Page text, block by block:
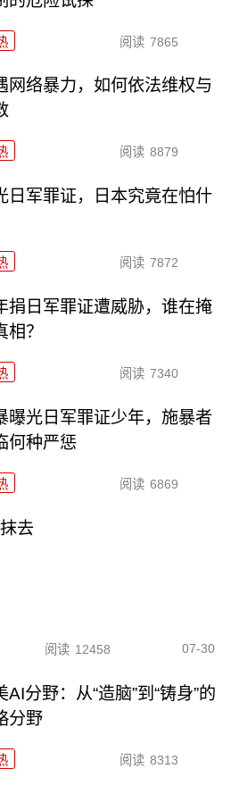
阅读 7865
网络暴力，如何依法维权与
阅读 8879
日军罪证，日本究竟在怕什
阅读 7872
捐日军罪证遭威胁，谁在掩
相？
阅读 7340
曝光日军罪证少年，施暴者
何种严惩
阅读 6869
去
阅读 12458 07-30
AI分野：从“造脑”到“铸身”的
分野
阅读 8313